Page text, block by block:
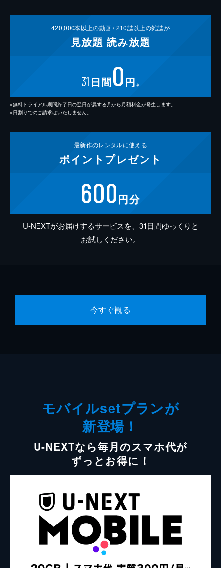
420,000本以上の動画 /210誌以上の雑誌が
見放題 読み放題
31 日間0円 ※
※無料トライアル期間終了日の翌日が属する月から月額料金が発生します。
※日割りでのご請求はいたしません。
最新作のレンタルに使える
ポイント プレゼント
600円分
U-NEXTがお届けするサービスを、31日間ゆっくりと
お試しください。
今すぐ観る
モバイルsetプランが
新登場！
U-NEXTなら毎月のスマホ代が
ずっとお得に！